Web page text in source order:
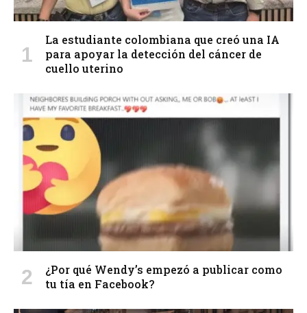
La estudiante colombiana que creó una IA
para apoyar la detección del cáncer de
cuello uterino
¿Por qué Wendy’s empezó a publicar como
tu tía en Facebook?